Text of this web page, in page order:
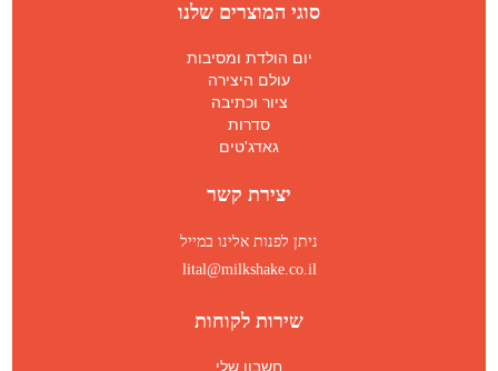
סוגי המוצרים שלנו
יום הולדת ומסיבות
עולם היצירה
ציור וכתיבה
סדרות
גאדג'טים
יצירת קשר
ניתן לפנות אלינו במייל
lital@milkshake.co.il
שירות לקוחות
חשבון שלי